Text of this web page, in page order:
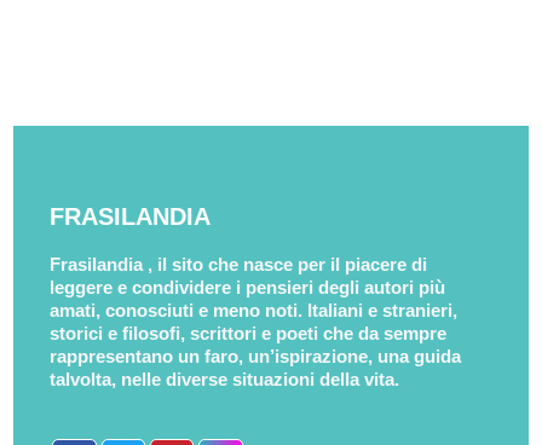
FRASILANDIA
Frasilandia , il sito che nasce per il piacere di
leggere e condividere i pensieri degli autori più
amati, conosciuti e meno noti. Italiani e stranieri,
storici e filosofi, scrittori e poeti che da sempre
rappresentano un faro, un’ispirazione, una guida
talvolta, nelle diverse situazioni della vita.